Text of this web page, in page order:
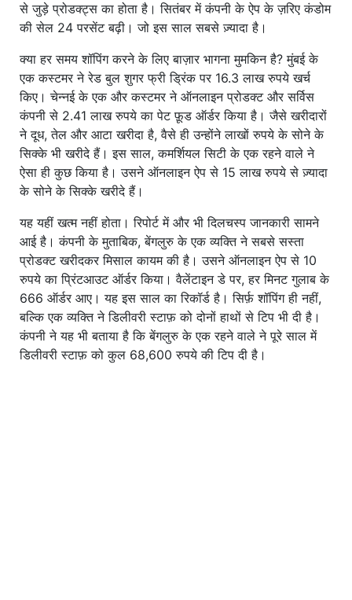
से जुड़े प्रोडक्ट्स का होता है। सितंबर में कंपनी के ऐप के ज़रिए कंडोम
की सेल 24 परसेंट बढ़ी। जो इस साल सबसे ज़्यादा है।
क्या हर समय शॉपिंग करने के लिए बाज़ार भागना मुमकिन है? मुंबई के
एक कस्टमर ने रेड बुल शुगर फ्री ड्रिंक पर 16.3 लाख रुपये खर्च
किए। चेन्नई के एक और कस्टमर ने ऑनलाइन प्रोडक्ट और सर्विस
कंपनी से 2.41 लाख रुपये का पेट फ़ूड ऑर्डर किया है। जैसे खरीदारों
ने दूध, तेल और आटा खरीदा है, वैसे ही उन्होंने लाखों रुपये के सोने के
सिक्के भी खरीदे हैं। इस साल, कमर्शियल सिटी के एक रहने वाले ने
ऐसा ही कुछ किया है। उसने ऑनलाइन ऐप से 15 लाख रुपये से ज़्यादा
के सोने के सिक्के खरीदे हैं।
यह यहीं खत्म नहीं होता। रिपोर्ट में और भी दिलचस्प जानकारी सामने
आई है। कंपनी के मुताबिक, बेंगलुरु के एक व्यक्ति ने सबसे सस्ता
प्रोडक्ट खरीदकर मिसाल कायम की है। उसने ऑनलाइन ऐप से 10
रुपये का प्रिंटआउट ऑर्डर किया। वैलेंटाइन डे पर, हर मिनट गुलाब के
666 ऑर्डर आए। यह इस साल का रिकॉर्ड है। सिर्फ़ शॉपिंग ही नहीं,
बल्कि एक व्यक्ति ने डिलीवरी स्टाफ़ को दोनों हाथों से टिप भी दी है।
कंपनी ने यह भी बताया है कि बेंगलुरु के एक रहने वाले ने पूरे साल में
डिलीवरी स्टाफ़ को कुल 68,600 रुपये की टिप दी है।